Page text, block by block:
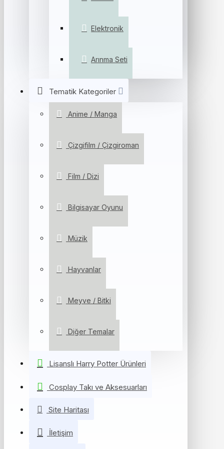
Elektronik
Arınma Seti
Tematik Kategoriler
Anime / Manga
Çizgifilm / Çizgiroman
Film / Dizi
Bilgisayar Oyunu
Müzik
Hayvanlar
Meyve / Bitki
Diğer Temalar
Lisanslı Harry Potter Ürünleri
Cosplay Takı ve Aksesuarları
Site Haritası
İletişim